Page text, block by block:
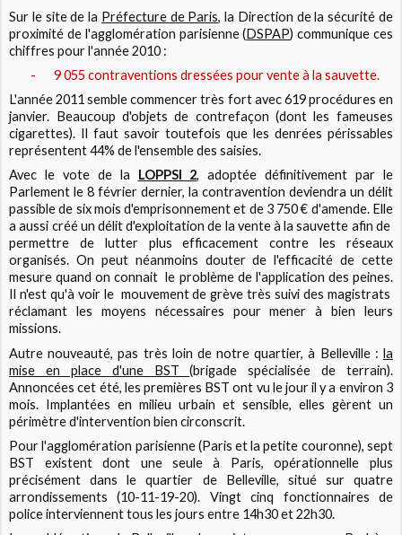
Sur le site de la Préfecture de Paris, la Direction de la sécurité de
proximité de l'agglomération parisienne (DSPAP) communique ces
chiffres pour l'année 2010 :
-
9 055 contraventions dressées pour vente à la sauvette.
L'année 2011 semble commencer très fort avec 619 procédures en
janvier. Beaucoup d'objets de contrefaçon (dont les fameuses
cigarettes). Il faut savoir toutefois que les denrées périssables
représentent 44% de l'ensemble des saisies.
Avec le vote de la
LOPPSI 2, adoptée définitivement par le
Parlement le 8 février dernier, la contravention deviendra un délit
passible de six mois d'emprisonnement et de 3 750 € d'amende. Elle
a aussi créé un délit d'exploitation de la vente à la sauvette afin de
permettre de lutter plus efficacement contre les réseaux
organisés. On peut néanmoins douter de l'efficacité de cette
mesure quand on connait le problème de l'application des peines.
Il n'est qu'à voir le mouvement de grève très suivi des magistrats
réclamant les moyens nécessaires pour mener à bien leurs
missions.
Autre nouveauté, pas très loin de notre quartier, à Belleville : la
mise en place d'une BST(brigade spécialisée de terrain).
Annoncées cet été, les premières BST ont vu le jour il y a environ 3
mois. Implantées en milieu urbain et sensible, elles gèrent un
périmètre d'intervention bien circonscrit.
Pour l'agglomération parisienne (Paris et la petite couronne), sept
BST existent dont une seule à Paris, opérationnelle plus
précisément dans le quartier de Belleville, situé sur quatre
arrondissements (10-11-19-20). Vingt cinq fonctionnaires de
police interviennent tous les jours entre 14h30 et 22h30.